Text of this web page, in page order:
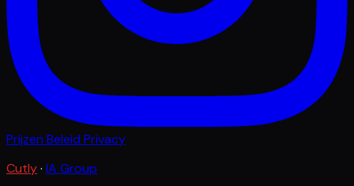
Prijzen Beleid Privacy
Cutly· IA Group